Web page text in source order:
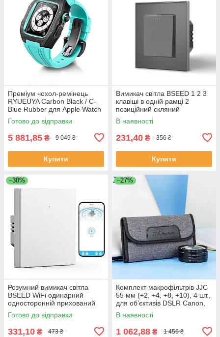
Преміум чохол-ремінець
RYUEUYA Carbon Black / C-
Blue Rubber для Apple Watch
44mm/45mm, карбоновий
корпус для Епл Вотч
Готово до відправки
5 881,85 ₴ 9 049 ₴
Купити
Вимикач світла BSEED 1 2 3
клавіші в одній рамці 2
позиційний скляний
безгвинтовий 10A Сірий
В наявності
231,40 ₴ 356 ₴
Купити
–30%
Розумний вимикач світла
BSEED WiFi одинарний
односторонній прихований
монтаж білий Alexa Google
Home Smart Life
Готово до відправки
331,10 ₴ 473 ₴
–27%
Комплект макрофільтрів JJC
55 мм (+2, +4, +8, +10), 4 шт.,
для об’єктивів DSLR Canon,
Nikon, Sony, Pentax, Olympus,
Fujifilm
В наявності
1 062,88 ₴ 1 456 ₴